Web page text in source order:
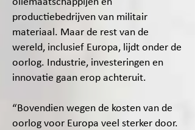
productiebedrijven van militair
materiaal. Maar de rest van de
wereld, inclusief Europa, lijdt onder de
oorlog. Industrie, investeringen en
innovatie gaan erop achteruit.
“Bovendien wegen de kosten van de
oorlog voor Europa veel sterker door.